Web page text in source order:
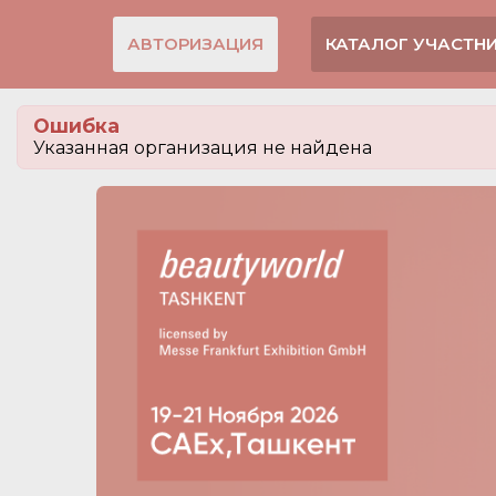
АВТОРИЗАЦИЯ КАТАЛОГ
Ошибка
Указанная организация не найдена